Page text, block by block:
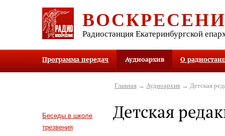
Радиостанция Екатеринбургской
Программа передач Аудиоархив О
Беседы в школе
трезвения
Главная→ Аудиоархив→ Детская
Детская